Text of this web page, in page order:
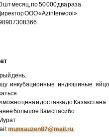
шт месяц, по 50 000 два раза.
ООО «Azinterwooi»
день.
инкубационные индюшиные
можно цена и доставка до Казакстана .
большое Вам спасибо
munxauzen87@mail.ru